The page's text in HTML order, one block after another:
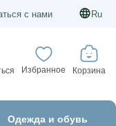
с нами Ru
Избранное Корзина
Одежда и обувь